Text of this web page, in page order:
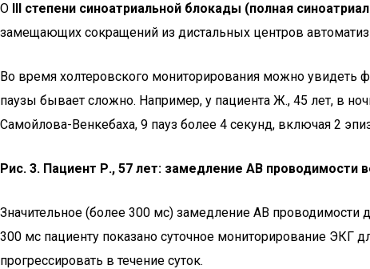
О III степени синоатриальной блокады (полная
замещающих сокращений из дистальных центров
Во время холтеровского мониторирования можно увидеть
паузы бывает сложно. Например, у пациента Ж., 45 лет, в
Самойлова-Венкебаха, 9 пауз более 4 секунд, включая 2
Рис. 3. Пациент Р., 57 лет: замедление АВ проводимости
Значительное (более 300 мс) замедление АВ проводимости
300 мс пациенту показано суточное мониторирование
прогрессировать в течение суток.